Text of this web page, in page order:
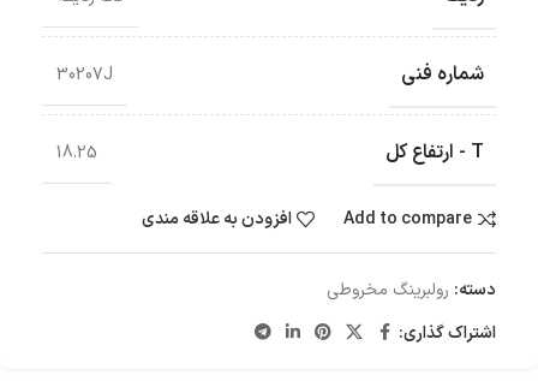
شماره فنی 30207J
T - ارتفاع کل 18.25
Add to compare افزودن به علاقه مندی
دسته: رولبرینگ‌ مخروطی
اشتراک گذاری: